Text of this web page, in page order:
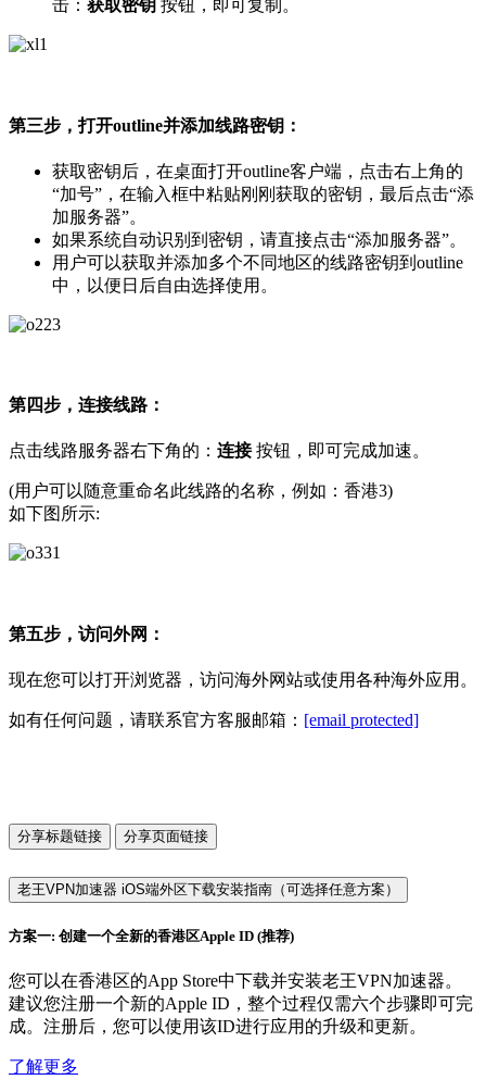
击： 获取密钥 按钮，即可复制。
第三步，打开outline并添加线路密钥：
获取密钥后，在桌面打开outline客户端，点击右上角的
“加号”，在输入框中粘贴刚刚获取的密钥，最后点击“添
加服务器”。
如果系统自动识别到密钥，请直接点击“添加服务器”。
用户可以获取并添加多个不同地区的线路密钥到outline
中，以便日后自由选择使用。
第四步，连接线路：
点击线路服务器右下角的： 连接按钮，即可完成加速。
(用户可以随意重命名此线路的名称，例如：香港3)
如下图所示:
第五步，访问外网：
现在您可以打开浏览器，访问海外网站或使用各种海外应用。
如有任何问题，请联系官方客服邮箱： [email protected]
分享标题链接 分享页面链接
老王VPN加速器 iOS端外区下载安装指南（可选择任意方案）
方案一: 创建一个全新的香港区Apple ID (推荐)
您可以在香港区的App Store中下载并安装老王VPN加速器。
建议您注册一个新的Apple ID，整个过程仅需六个步骤即可完
成。注册后，您可以使用该ID进行应用的升级和更新。
了解更多